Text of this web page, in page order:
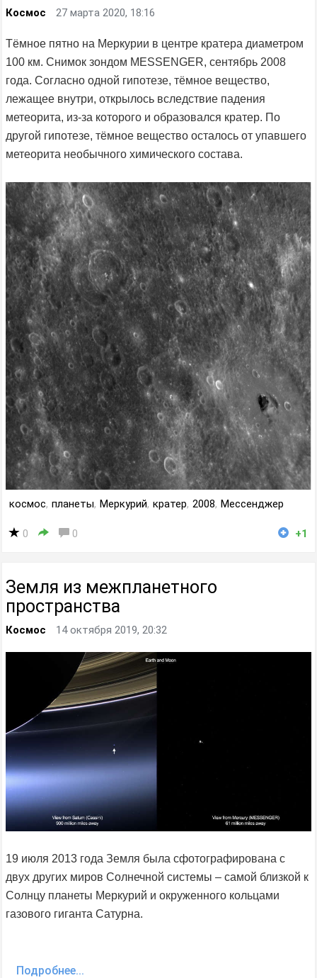
Космос 27 марта 2020, 18:16
Тёмное пятно на Меркурии в центре кратера диаметром
100 км. Снимок зондом MESSENGER, сентябрь 2008
года. Согласно одной гипотезе, тёмное вещество,
лежащее внутри, открылось вследствие падения
метеорита, из-за которого и образовался кратер. По
другой гипотезе, тёмное вещество осталось от упавшего
метеорита необычного химического состава.
космос, планеты, Меркурий, кратер, 2008, Мессенджер
0 0 +1
Земля из межпланетного
пространства
Космос 14 октября 2019, 20:32
19 июля 2013 года Земля была сфотографирована с
двух других миров Солнечной системы – самой близкой к
Солнцу планеты Меркурий и окруженного кольцами
газового гиганта Сатурна.
Подробнее...